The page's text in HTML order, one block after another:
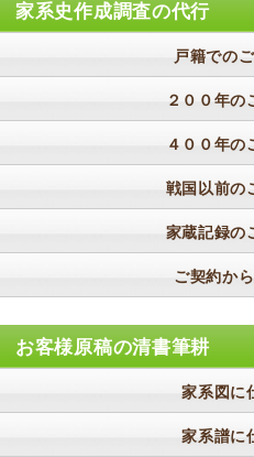
家系史作成調査の代行
戸籍での
２００年の
４００年の
戦国以前の
家蔵記録の
ご契約か
お客様原稿の清書筆耕
家系図に
家系譜に